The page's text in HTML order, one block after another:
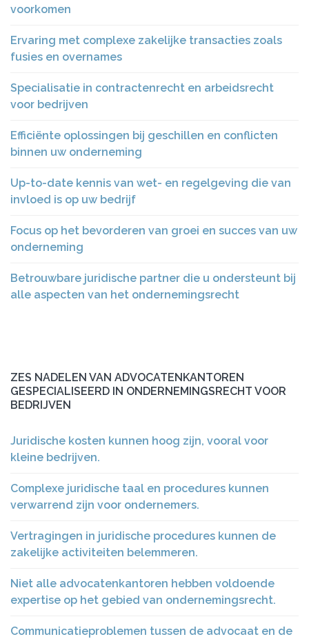
voorkomen
Ervaring met complexe zakelijke transacties zoals
fusies en overnames
Specialisatie in contractenrecht en arbeidsrecht
voor bedrijven
Efficiënte oplossingen bij geschillen en conflicten
binnen uw onderneming
Up-to-date kennis van wet- en regelgeving die van
invloed is op uw bedrijf
Focus op het bevorderen van groei en succes van uw
onderneming
Betrouwbare juridische partner die u ondersteunt bij
alle aspecten van het ondernemingsrecht
ZES NADELEN VAN ADVOCATENKANTOREN
GESPECIALISEERD IN ONDERNEMINGSRECHT VOOR
BEDRIJVEN
Juridische kosten kunnen hoog zijn, vooral voor
kleine bedrijven.
Complexe juridische taal en procedures kunnen
verwarrend zijn voor ondernemers.
Vertragingen in juridische procedures kunnen de
zakelijke activiteiten belemmeren.
Niet alle advocatenkantoren hebben voldoende
expertise op het gebied van ondernemingsrecht.
Communicatieproblemen tussen de advocaat en de